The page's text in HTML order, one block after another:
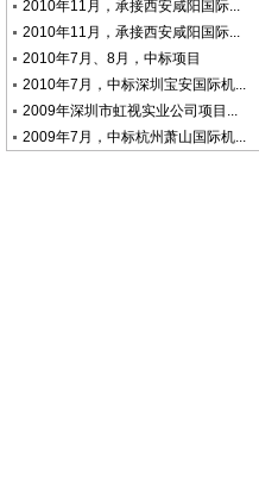
2010年11月，承接西安咸阳国际...
2010年11月，承接西安咸阳国际...
2010年7月、8月，中标项目
2010年7月，中标深圳宝安国际机...
2009年深圳市虹视实业公司项目...
2009年7月，中标杭州萧山国际机...